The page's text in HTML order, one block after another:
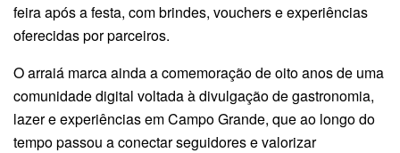
feira após a festa, com brindes, vouchers e experiências
oferecidas por parceiros.
O arraiá marca ainda a comemoração de oito anos de uma
comunidade digital voltada à divulgação de gastronomia,
lazer e experiências em Campo Grande, que ao longo do
tempo passou a conectar seguidores e valorizar